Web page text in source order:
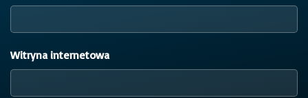
Witryna internetowa